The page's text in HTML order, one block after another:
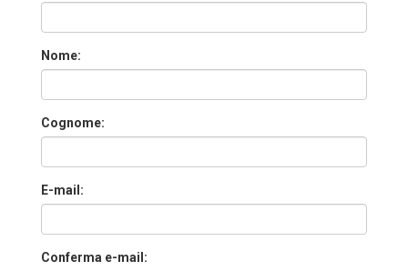
Nome:
Cognome:
E-mail:
Conferma e-mail: